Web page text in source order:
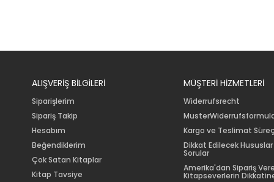
ALIŞVERİŞ BİLGiLERİ
Siparişlerim
Sipariş Takip
Hesabım
Beğendiklerim
Çok Satan Kitaplar
Kitap Tavsiye
MÜŞTERİ HİZMETLERİ
Widerrufsrecht
Kargo ve Teslimat
Dikkat Edilecek Hususlar
Sorular
Amerika'dan Sipariş
Kitapseverlerin